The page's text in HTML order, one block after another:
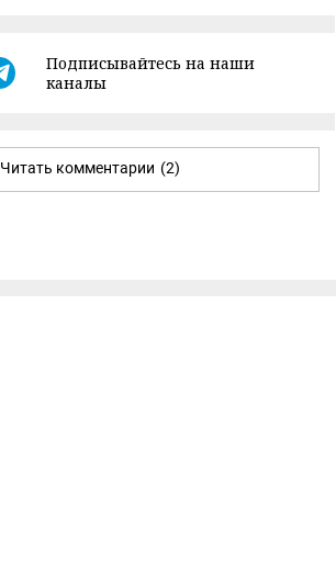
Подписывайтесь на наши
каналы
Читать комментарии (2)